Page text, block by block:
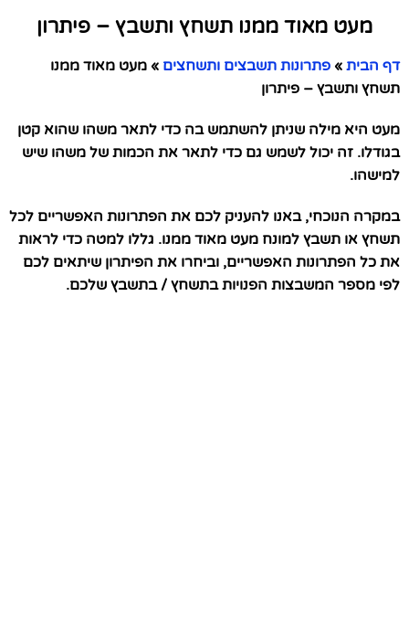
מעט מאוד ממנו תשחץ ותשבץ – פיתרון
דף הבית » פתרונות תשבצים ותשחצים » מעט מאוד ממנו
תשחץ ותשבץ – פיתרון
מעט היא מילה שניתן להשתמש בה כדי לתאר משהו שהוא קטן
בגודלו. זה יכול לשמש גם כדי לתאר את הכמות של משהו שיש
למישהו.
במקרה הנוכחי, באנו להעניק לכם את הפתרונות האפשריים לכל
תשחץ או תשבץ למונח מעט מאוד ממנו. גללו למטה כדי לראות
את כל הפתרונות האפשריים, וביחרו את הפיתרון שיתאים לכם
לפי מספר המשבצות הפנויות בתשחץ / בתשבץ שלכם.